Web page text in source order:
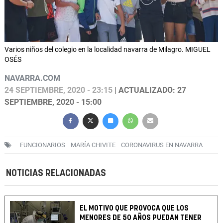
Varios niños del colegio en la localidad navarra de Milagro. MIGUEL
OSÉS
NAVARRA.COM
24 SEPTIEMBRE, 2020 - 23:15 | ACTUALIZADO: 27
SEPTIEMBRE, 2020 - 15:00
FUNCIONARIOS MARÍA CHIVITE CORONAVIRUS EN NAVARRA
NOTICIAS RELACIONADAS
EL MOTIVO QUE PROVOCA QUE LOS
MENORES DE 50 AÑOS PUEDAN TENER